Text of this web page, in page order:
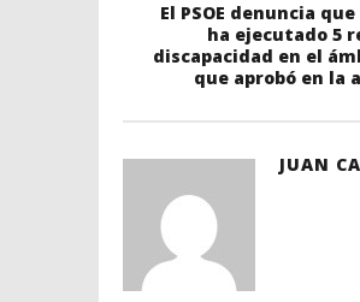
El PSOE denuncia
ha ejecutado 5
discapacidad en el
que aprobó en
JUAN